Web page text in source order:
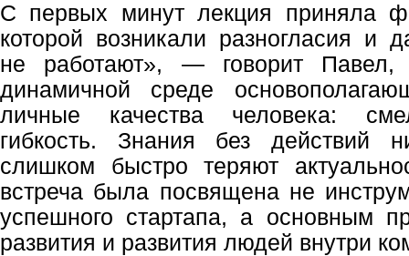
С первых минут лекция приняла
которой возникали разногласия и
не работают», — говорит
динамичной среде
личные качества человека:
гибкость. Знания без действий
слишком быстро теряют
встреча была посвящена не
успешного стартапа, а основным
развития и развития людей внутри